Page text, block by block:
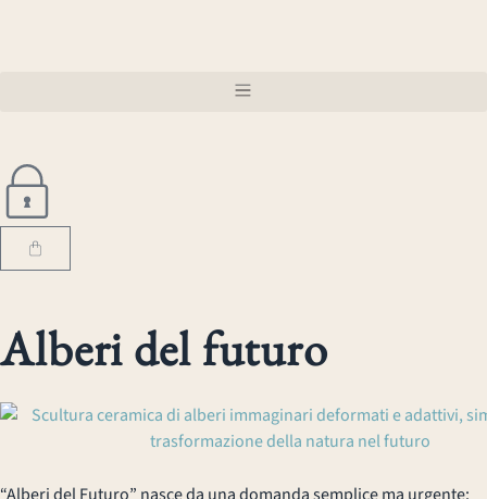
Alberi del futuro